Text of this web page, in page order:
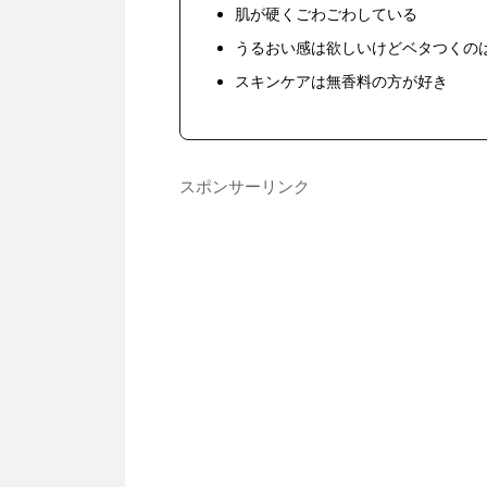
肌が硬くごわごわしている
うるおい感は欲しいけどベタつくの
スキンケアは無香料の方が好き
スポンサーリンク